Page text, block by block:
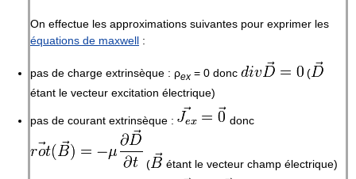
On effectue les approximations suivantes pour exprimer les
équations de maxwell :
pas de charge extrinsèque : ρex = 0 donc
(
étant le vecteur excitation électrique)
pas de courant extrinsèque : donc
( étant le vecteur champ électrique)